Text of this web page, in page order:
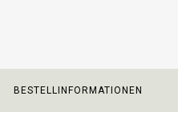
BESTELLINFORMATIONEN